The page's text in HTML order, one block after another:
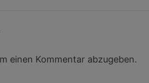
einen Kommentar abzugeben.